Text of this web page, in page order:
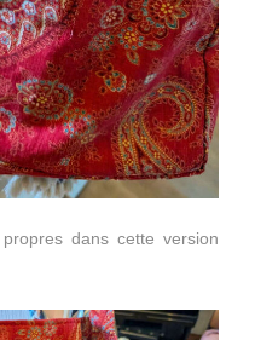
dans cette version